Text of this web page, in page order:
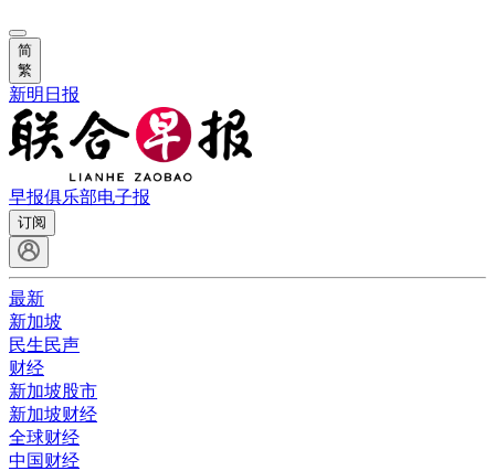
简
繁
新明日报
早报俱乐部电子报
订阅
最新
新加坡
民生民声
财经
新加坡股市
新加坡财经
全球财经
中国财经